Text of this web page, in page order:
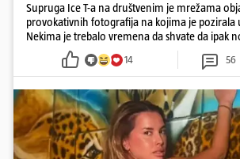
Supruga Ice T-a na društvenim je mrežama
provokativnih fotografija na kojima je pozirala
Nekima je trebalo vremena da shvate da ipak
14 56